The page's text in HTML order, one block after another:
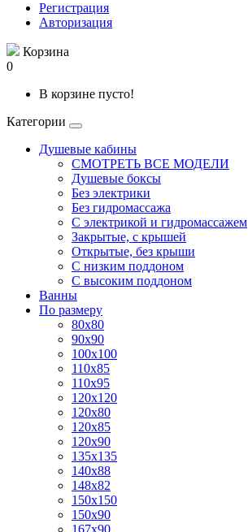
Регистрация
Авторизация
Корзина
0
В корзине пусто!
Категории
Душевые кабины
СМОТРЕТЬ ВСЕ МОДЕЛИ
Душевые боксы
Без электрики
Без гидромассажа
С электрикой и гидромассажем
Закрытые, с крышей
Открытые, без крыши
С низким поддоном
С высоким поддоном
Ванны
По размеру
80x80
90x90
100x100
110x85
110x95
120x120
120x80
120x85
120x90
135x135
140x88
148x82
150x150
150x90
167x90